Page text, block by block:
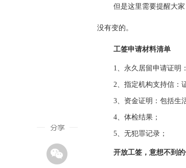
但是这里需要提醒大
没有变的。
工签申请材料清单
1、 永久居留申请证明
2、 指定机构支持信：
3、 资金证明：包括生
4、 体检结果；
5、 无犯罪记录；
开放工签，意想不到的